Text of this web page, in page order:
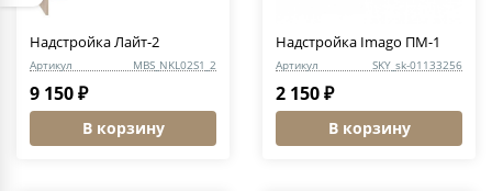
Надстройка Лайт-2
Артикул MBS_NKL02S1_2
9 150 ₽
В корзину
Надстройка Imago ПМ-1
Артикул SKY_sk-01133256
2 150 ₽
В корзину